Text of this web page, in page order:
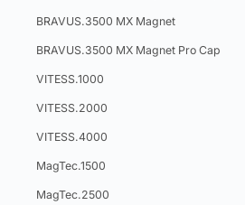
BRAVUS.3500 MX Magnet
BRAVUS.3500 MX Magnet Pro Cap
VITESS.1000
VITESS.2000
VITESS.4000
MagTec.1500
MagTec.2500